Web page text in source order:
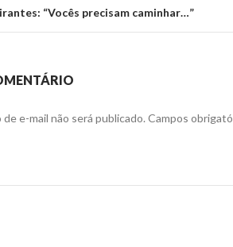
“Vocês precisam caminhar…”
e-mail não será publicado. Campos